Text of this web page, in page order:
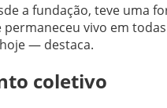
a fundação, teve uma
vivo em
— destaca.
coletivo